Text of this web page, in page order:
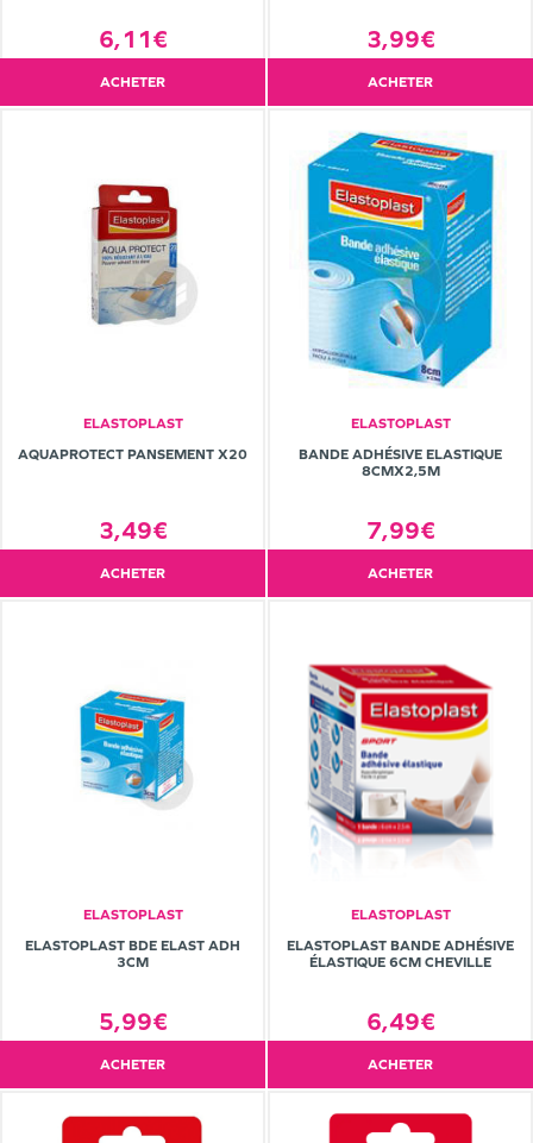
6,11€
ACHETER
3,99€
ACHETER
ELASTOPLAST
AQUAPROTECT PANSEMENT X20
3,49€
ACHETER
ELASTOPLAST
BANDE ADHÉSIVE ELASTIQUE
8CMX2,5M
7,99€
ACHETER
ELASTOPLAST
ELASTOPLAST BDE ELAST ADH
3CM
5,99€
ACHETER
ELASTOPLAST
ELASTOPLAST BANDE ADHÉSIVE
ÉLASTIQUE 6CM CHEVILLE
6,49€
ACHETER